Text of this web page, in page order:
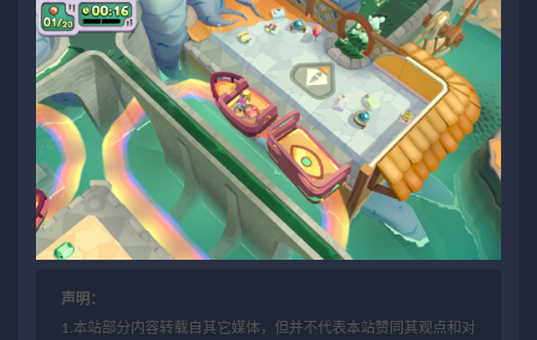
声明：
1.本站部分内容转载自其它媒体，但并不代表本站赞同其观点和对